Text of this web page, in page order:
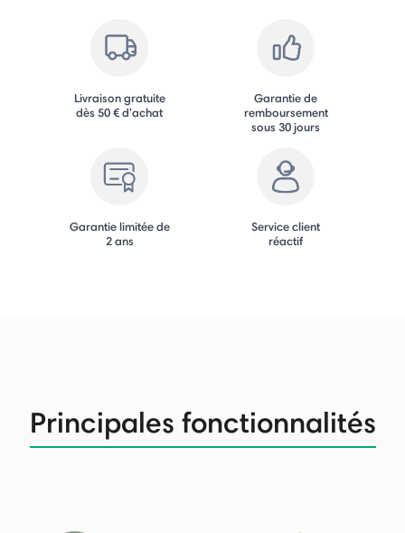
Livraison gratuite
dès 50 € d'achat
Garantie de
remboursement
sous 30 jours
Garantie limitée de
2 ans
Service client
réactif
Principales fonctionnalités